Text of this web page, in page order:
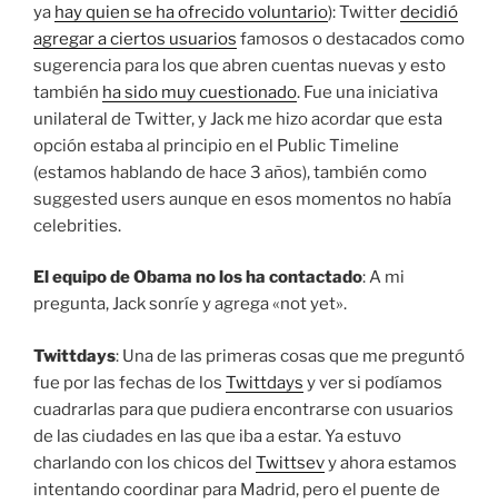
ya hay quien se ha ofrecido voluntario): Twitterdecidió
agregar a ciertos usuarios famosos o destacados como
sugerencia para los que abren cuentas nuevas y esto
también ha sido muy cuestionado. Fue una iniciativa
unilateral de Twitter, y Jack me hizo acordar que esta
opción estaba al principio en el Public Timeline
(estamos hablando de hace 3 años), también como
suggested users aunque en esos momentos no había
celebrities.
El equipo de Obama no los ha contactado: A mi
pregunta, Jack sonríe y agrega «not yet».
Twittdays: Una de las primeras cosas que me preguntó
fue por las fechas de los Twittdays y ver si podíamos
cuadrarlas para que pudiera encontrarse con usuarios
de las ciudades en las que iba a estar. Ya estuvo
charlando con los chicos del Twittsevy ahora estamos
intentando coordinar para Madrid, pero el puente de